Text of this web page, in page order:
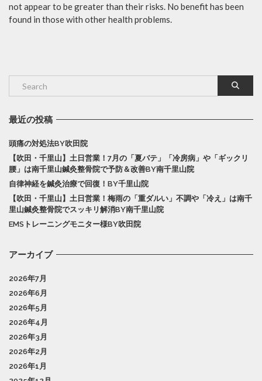
not appear to be greater than their risks. No benefit has been
found in those with other health problems.
最近の投稿
頭痛の対処法BY吹田院
【吹田・千里山】土日営業！7月の「夏バテ」「冷房病」や「ギックリ
腰」は南千里山鍼灸整骨院で予防＆改善BY南千里山院
自律神経を鍼灸治療で回復！BY千里山院
【吹田・千里山】土日営業！梅雨の「重ダルい」不調や「冷え」は南千
里山鍼灸整骨院でスッキリ解消BY南千里山院
EMSトレーニングモニター様BY吹田院
アーカイブ
2026年7月
2026年6月
2026年5月
2026年4月
2026年3月
2026年2月
2026年1月